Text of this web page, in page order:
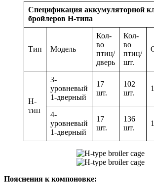
Спецификация аккумуляторной
бройлеров H-типа
Тип Модель
Кол-
во
птиц/
дверь
Кол-
во
птиц/
шт.
H-
тип
3-
уровневый
1-дверный
17
шт.
102
шт.
4-
уровневый
1-дверный
17
шт.
136
шт.
Пояснения к компоновке: